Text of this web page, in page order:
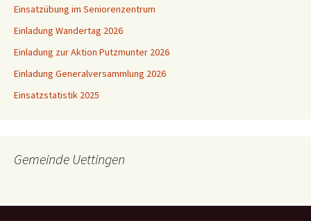
Einsatzübung im Seniorenzentrum
Einladung Wandertag 2026
Einladung zur Aktion Putzmunter 2026
Einladung Generalversammlung 2026
Einsatzstatistik 2025
Gemeinde Uettingen